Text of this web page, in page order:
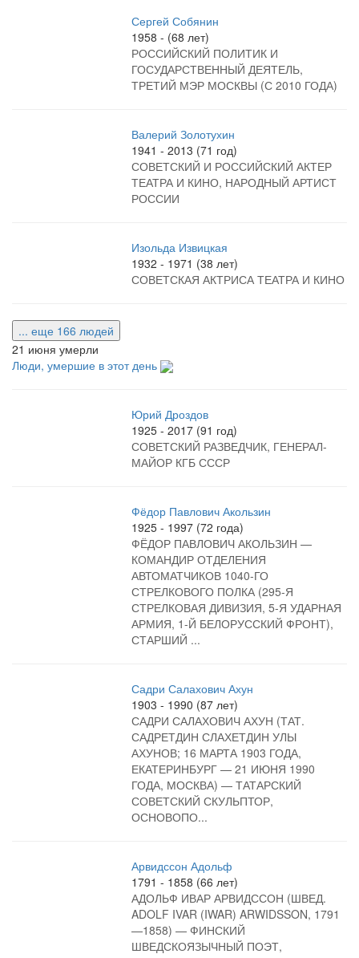
Сергей Собянин
1958 - (68 лет)
РОССИЙСКИЙ ПОЛИТИК И
ГОСУДАРСТВЕННЫЙ ДЕЯТЕЛЬ,
ТРЕТИЙ МЭР МОСКВЫ (С 2010 ГОДА)
Валерий Золотухин
1941 - 2013 (71 год)
СОВЕТСКИЙ И РОССИЙСКИЙ АКТЕР
ТЕАТРА И КИНО, НАРОДНЫЙ АРТИСТ
РОССИИ
Изольда Извицкая
1932 - 1971 (38 лет)
СОВЕТСКАЯ АКТРИСА ТЕАТРА И КИНО
... еще 166 людей
21 июня умерли
Люди, умершие в этот день
Юрий Дроздов
1925 - 2017 (91 год)
СОВЕТСКИЙ РАЗВЕДЧИК, ГЕНЕРАЛ-
МАЙОР КГБ СССР
Фёдор Павлович Акользин
1925 - 1997 (72 года)
ФЁДОР ПАВЛОВИЧ АКОЛЬЗИН —
КОМАНДИР ОТДЕЛЕНИЯ
АВТОМАТЧИКОВ 1040-ГО
СТРЕЛКОВОГО ПОЛКА (295-Я
СТРЕЛКОВАЯ ДИВИЗИЯ, 5-Я УДАРНАЯ
АРМИЯ, 1-Й БЕЛОРУССКИЙ ФРОНТ),
СТАРШИЙ ...
Садри Салахович Ахун
1903 - 1990 (87 лет)
САДРИ САЛАХОВИЧ АХУН (ТАТ.
САДРЕТДИН СЛАХЕТДИН УЛЫ
АХУНОВ; 16 МАРТА 1903 ГОДА,
ЕКАТЕРИНБУРГ — 21 ИЮНЯ 1990
ГОДА, МОСКВА) — ТАТАРСКИЙ
СОВЕТСКИЙ СКУЛЬПТОР,
ОСНОВОПО...
Арвидссон Адольф
1791 - 1858 (66 лет)
АДОЛЬФ ИВАР АРВИДССОН (ШВЕД.
ADOLF IVAR (IWAR) ARWIDSSON, 1791
—1858) — ФИНСКИЙ
ШВЕДСКОЯЗЫЧНЫЙ ПОЭТ,